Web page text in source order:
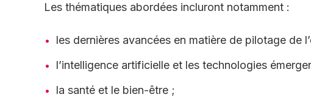
Les thématiques abordées incluront notamment :
les dernières avancées en matière de pilotage de
l’intelligence artificielle et les technologies
la santé et le bien-être ;